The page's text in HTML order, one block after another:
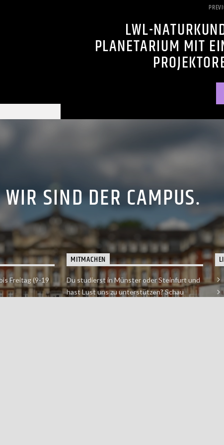
LWL-
PLANETARIUM MIT
SIND DER CAMPUS.
Freitag (9-19
MITMACHEN
Du studierst in Münster oder Steinfurt und
hast Lust uns zu unterstützen? Schau